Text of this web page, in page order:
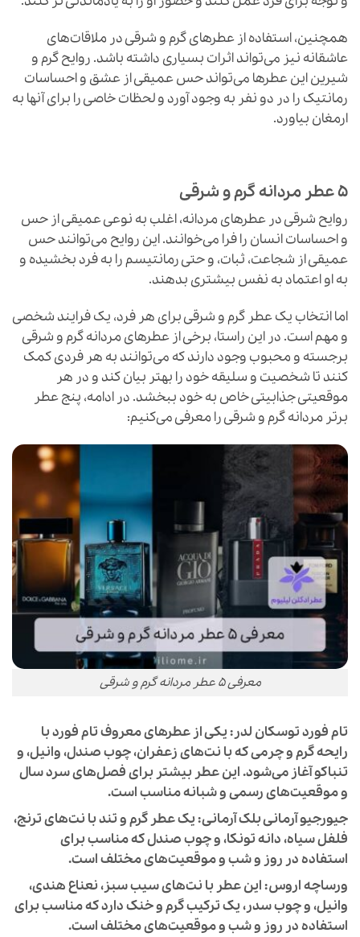
همچنین، استفاده از عطرهای گرم و شرقی در ملاقات‌های
عاشقانه نیز می‌تواند اثرات بسیاری داشته باشد. روایح گرم و
شیرین این عطرها می‌تواند حس عمیقی از عشق و احساسات
رمانتیک را در دو نفر به وجود آورد و لحظات خاصی را برای آنها به
ارمغان بیاورد.
۵ عطر مردانه گرم و شرقی
روایح شرقی در عطرهای مردانه، اغلب به نوعی عمیقی از حس
و احساسات انسان را فرا می‌خوانند. این روایح می‌توانند حس
عمیقی از شجاعت، ثبات، و حتی رمانتیسم را به فرد بخشیده و
به او اعتماد به نفس بیشتری بدهند.
اما انتخاب یک عطر گرم و شرقی برای هر فرد، یک فرایند شخصی
و مهم است. در این راستا، برخی از عطرهای مردانه گرم و شرقی
برجسته و محبوب وجود دارند که می‌توانند به هر فردی کمک
کنند تا شخصیت و سلیقه خود را بهتر بیان کند و در هر
موقعیتی جذابیتی خاص به خود ببخشد. در ادامه، پنج عطر
برتر مردانه گرم و شرقی را معرفی می‌کنیم:
معرفی ۵ عطر مردانه گرم و شرقی
تام فورد توسکان لدر:یکی از عطرهای معروف تام فورد با
رایحه گرم و چرمی که با نت‌های زعفران، چوب صندل، وانیل، و
تنباکو آغاز می‌شود. این عطر بیشتر برای فصل‌های سرد سال
و موقعیت‌های رسمی و شبانه مناسب است.
جیورجیو آرمانی بلک آرمانی:یک عطر گرم و تند با نت‌های ترنج،
فلفل سیاه، دانه تونکا، و چوب صندل که مناسب برای
استفاده در روز و شب و موقعیت‌های مختلف است.
ورساچه اروس:این عطر با نت‌های سیب سبز، نعناع هندی،
وانیل، و چوب سدر، یک ترکیب گرم و خنک دارد که مناسب برای
استفاده در روز و شب و موقعیت‌های مختلف است.